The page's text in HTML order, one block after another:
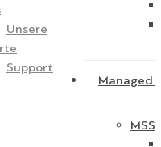
Unsere
Support
Managed